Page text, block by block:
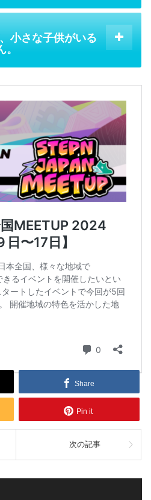
小さな子供がいる
Share
Pin it
次の記事